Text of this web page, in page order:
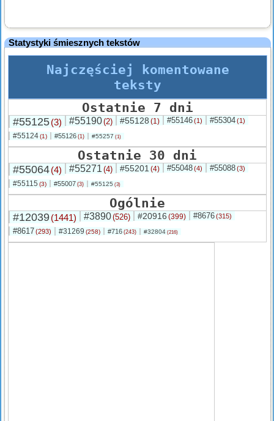
Statystyki śmiesznych tekstów
Najczęściej komentowane
teksty
Ostatnie 7 dni
#55125(3) #55190(2) #55128 (1) #55146(1) #55304(1)
#55124(1) #55126 (1) #55257 (1)
Ostatnie 30 dni
#55064(4) #55271 (4) #55201 (4) #55048(4) #55088(3)
#55115 (3) #55007 (3) #55125 (3)
Ogólnie
#12039(1441) #3890(526) #20916 (399) #8676(315)
#8617(293) #31269 (258) #716 (243) #32804 (216)